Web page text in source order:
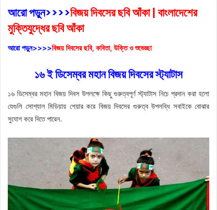
আরো পড়ুন>>>>বিজয় দিবসের ছবি আঁকা | বাংলাদেশের
মুক্তিযুদ্ধের ছবি আঁকা
আরো পড়ুন>>>>বিজয় দিবসের ছবি, কবিতা, উক্তি ও শুভেচ্ছা
১৬ ই ডিসেম্বর মহান বিজয় দিবসের স্ট্যাটাস
১৬ ডিসেম্বর মহান বিজয় দিবস উপলক্ষে কিছু গুরুত্বপূর্ণ স্ট্যাটাস নিচে প্রদান করা হলো
যেগুলি সোশ্যাল মিডিয়ায় শেয়ার করে বিজয় দিবসের গুরুত্ব উপলব্ধি সবাইকে বোঝার
সুযোগ করে দিতে পারেন.